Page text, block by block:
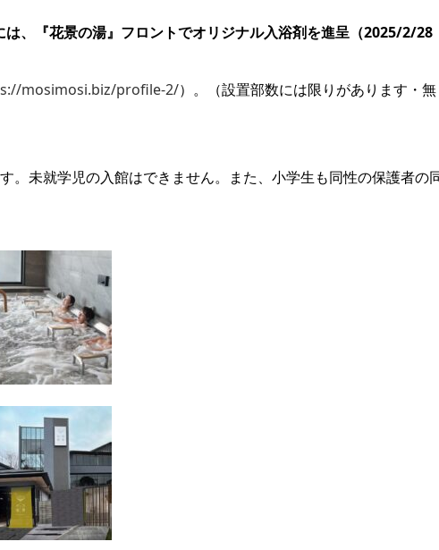
、『花景の湯』フロントでオリジナル入浴剤を進呈（2025/2/28
mosimosi.biz/profile-2/）。（設置部数には限りがあります・
。未就学児の入館はできません。また、小学生も同性の保護者の